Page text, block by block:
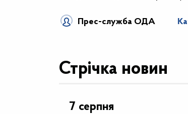
Прес-служба ОДА
Стрічка новин
7 серпня